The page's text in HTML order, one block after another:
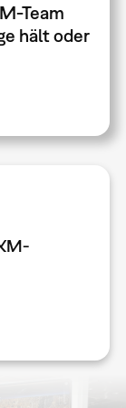
Team
hält oder